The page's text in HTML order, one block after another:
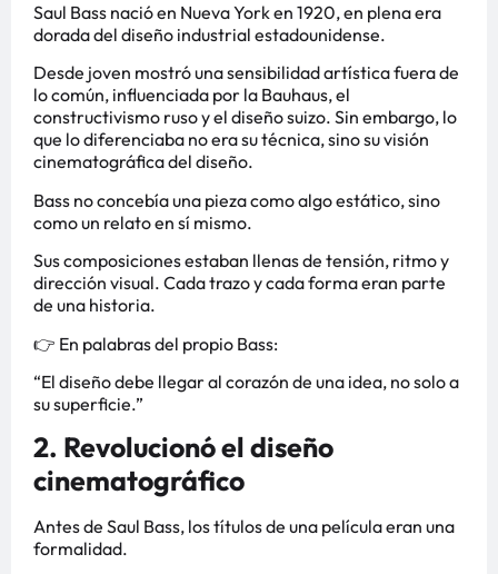
Saul Bass nació en Nueva York en 1920, en plena era
dorada del diseño industrial estadounidense.
Desde joven mostró una sensibilidad artística fuera de
lo común, influenciada por la Bauhaus, el
constructivismo ruso y el diseño suizo. Sin embargo, lo
que lo diferenciaba no era su técnica, sino su visión
cinematográfica del diseño.
Bass no concebía una pieza como algo estático, sino
como un relato en sí mismo.
Sus composiciones estaban llenas de tensión, ritmo y
dirección visual. Cada trazo y cada forma eran parte
de una historia.
👉 En palabras del propio Bass:
“El diseño debe llegar al corazón de una idea, no solo a
su superficie.”
2. Revolucionó el diseño
cinematográfico
Antes de Saul Bass, los títulos de una película eran una
formalidad.